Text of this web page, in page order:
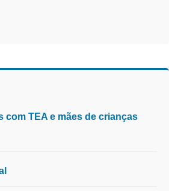
com TEA e mães de crianças